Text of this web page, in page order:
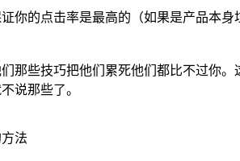
你的点击率是最高的（如果是产品本
那些技巧把他们累死他们都比不过你。
说那些了。
法